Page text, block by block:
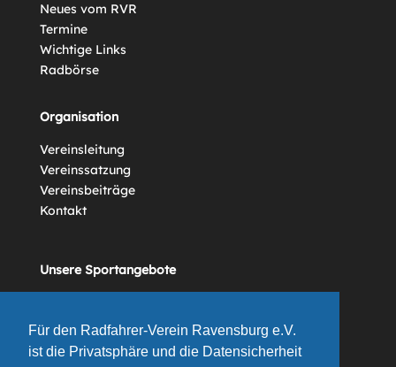
Für den Radfahrer-Verein Ravensburg e.V.
ist die Privatsphäre und die Datensicherheit
Neues vom RVR
Termine
Wichtige Links
Radbörse
Organisation
Vereinsleitung
Vereinssatzung
Vereinsbeiträge
Kontakt
Unsere Sportangebote